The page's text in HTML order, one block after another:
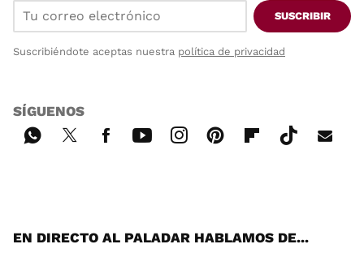
SUSCRIBIR
Suscribiéndote aceptas nuestra política de privacidad
SÍGUENOS
EN DIRECTO AL PALADAR HABLAMOS DE...